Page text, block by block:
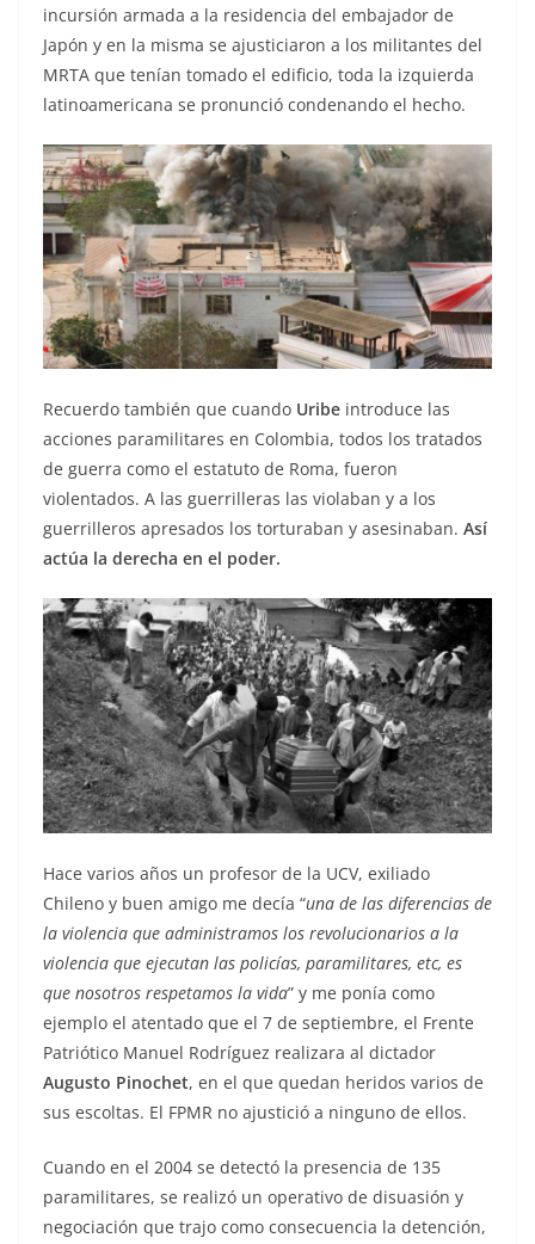
incursión armada a la residencia del embajador de
Japón y en la misma se ajusticiaron a los militantes del
MRTA que tenían tomado el edificio, toda la izquierda
latinoamericana se pronunció condenando el hecho.
Recuerdo también que cuando Uribe introduce las
acciones paramilitares en Colombia, todos los tratados
de guerra como el estatuto de Roma, fueron
violentados. A las guerrilleras las violaban y a los
guerrilleros apresados los torturaban y asesinaban. Así
actúa la derecha en el poder.
Hace varios años un profesor de la UCV, exiliado
Chileno y buen amigo me decía “una de las diferencias de
la violencia que administramos los revolucionarios a la
violencia que ejecutan las policías, paramilitares, etc, es
que nosotros respetamos la vida” y me ponía como
ejemplo el atentado que el 7 de septiembre, el Frente
Patriótico Manuel Rodríguez realizara al dictador
Augusto Pinochet, en el que quedan heridos varios de
sus escoltas. El FPMR no ajustició a ninguno de ellos.
Cuando en el 2004 se detectó la presencia de 135
paramilitares, se realizó un operativo de disuasión y
negociación que trajo como consecuencia la detención,